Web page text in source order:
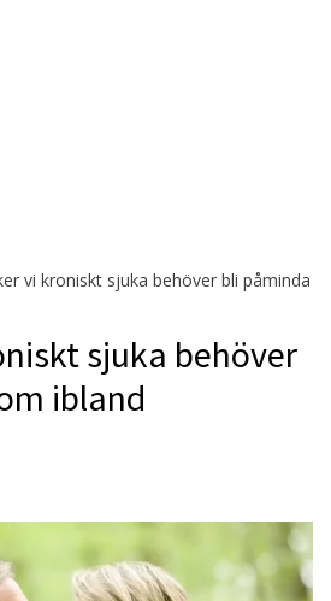
vi kroniskt sjuka behöver bli påminda
sjuka behöver
ibland